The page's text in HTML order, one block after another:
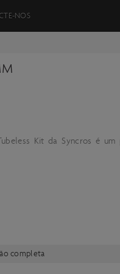
NOS
Kit da Syncros é
completa